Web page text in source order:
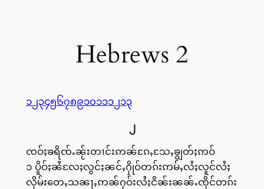
Hebrews 2
၁၂၃၄၅၆၇၈၉၁၀၁၁၁၂၁၃
၂
ၸဝ်ႈၶရိၸ်ႉၼႂ်းတၢင်းဢၼ်ၵႄႇသႄႇၶျွတ်ႈဢဝ်
၁ ပိူဝ်ႈၼႆလႄႈလွင်ႈၼင်ႇႁိုဝ်တၵ်းဢမ်ႇလႆႈလူင်လႆႈ
လိုမ်းတေႇသၼႃႇဢၼ်ႁဝ်းလႆႈငိၼ်းၼၼ်ႉၸိုင်တၵ်း